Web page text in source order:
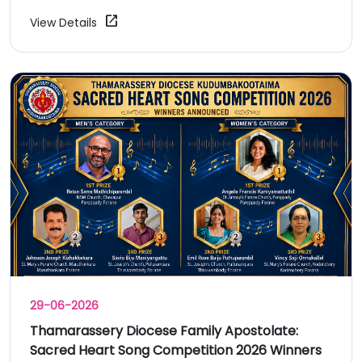
View Details open_in_new
29-06-2026
Thamarassery Diocese Family Apostolate:
Sacred Heart Song Competition 2026 Winners